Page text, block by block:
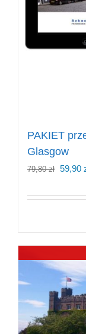
PAKIET
Glasgow
79,80zł 59,90